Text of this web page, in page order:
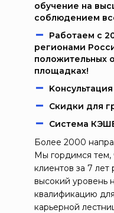
обучение на
соблюдением
Работаем c
регионами
положительных
площадках!
Скидки для
Система
Более 2000
Мы гордимся тем,
клиентов за 7
высокий уровень
квалификацию
карьерной